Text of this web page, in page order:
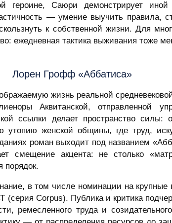
героине, Саюри демонстрирует
— умение выучить правила,
к собственной жизни. Для
ежедневная тактика выживания тоже
Лорен Грофф «Аббатиса»
жизнь реальной
Аквитанской, отправленной
ссылки делает пространство силы:
утопию женской общины, где труд,
роман выходит под названием
смещение акцента: не столько
порядок.
в том числе номинации на крупные
Corpus). Публика и критика
ремесленного труда и